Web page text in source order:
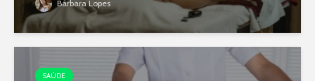
Bárbara Lopes
SAÚDE